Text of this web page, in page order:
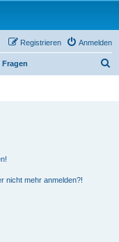
Anmelden
Registrieren
nicht mehr anmelden?!